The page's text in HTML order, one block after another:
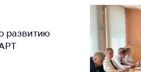
Предостережения
и предупреждения
Общественное
обсуждение
развитию